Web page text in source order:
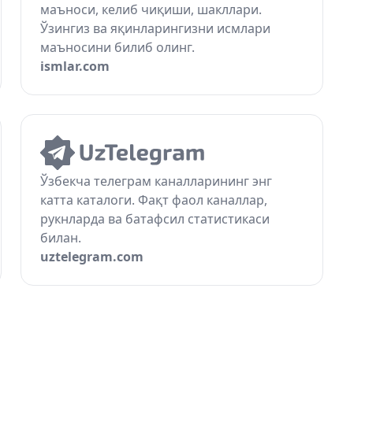
маъноси, келиб чиқиши, шакллари.
Ўзингиз ва яқинларингизни исмлари
маъносини билиб олинг.
ismlar.com
Ўзбекча телеграм каналларининг энг
катта каталоги. Фақт фаол каналлар,
рукнларда ва батафсил статистикаси
билан.
uztelegram.com